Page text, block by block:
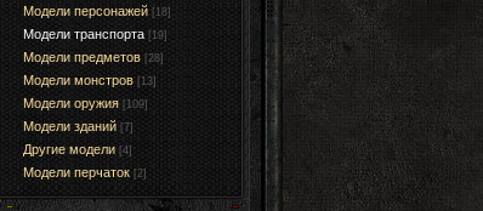
Модели персонажей [18]
Модели транспорта [19]
Модели предметов [28]
Модели монстров [13]
Модели оружия [109]
Модели зданий [7]
Другие модели [4]
Модели перчаток [2]